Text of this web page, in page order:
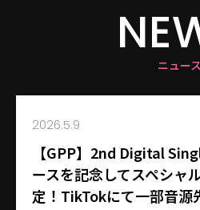
ニュース
2026.5.9
【GPP】2nd Digital
ースを記念してスペシャ
定！TikTokにて一部音源